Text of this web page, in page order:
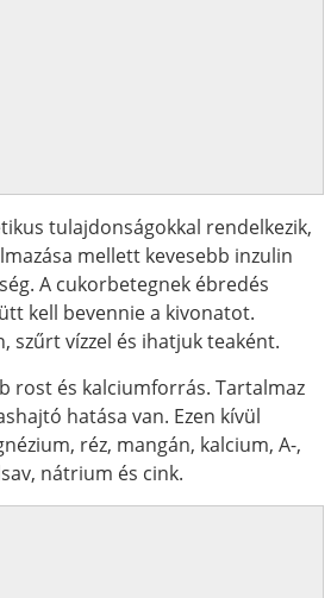
tulajdonságokkal rendelkezik,
mellett kevesebb inzulin
A cukorbetegnek ébredés
kell bevennie a kivonatot.
szűrt vízzel és ihatjuk teaként.
rost és kalciumforrás. Tartalmaz
hatása van. Ezen kívül
réz, mangán, kalcium, A-,
nátrium és cink.